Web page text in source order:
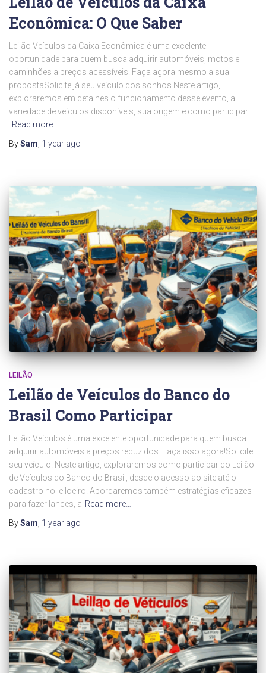
Econômica: O Que Saber
Leilão Veículos da Caixa Econômica é uma excelente
oportunidade para quem busca adquirir automóveis, motos e
caminhões a preços acessíveis. Faça agora mesmo a sua
propostaSolicite já seu veículo dos sonhos Neste artigo,
exploraremos em detalhes o funcionamento desse evento, a
variedade de veículos disponíveis, sua origem e como participar
Read more…
BySam 1 year ago
LEILÃO
Leilão de Veículos do Banco do
Brasil Como Participar
Leilão Veículos é uma excelente oportunidade para quem busca
adquirir automóveis a preços reduzidos. Faça isso agora!Solicite
seu veículo! Neste artigo, exploraremos como participar do Leilão
de Veículos do Banco do Brasil, desde o acesso ao site até o
cadastro no leiloeiro. Abordaremos também estratégias eficazes
para fazer lances, a Read more…
BySam 1 year ago